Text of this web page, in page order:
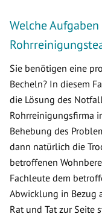
Welche
Sie benötigen eine
Becheln? In diesem
die Lösung des
Rohrreinigungsfirma
Behebung des
dann natürlich die
betroffenen
Fachleute dem
Abwicklung in Bezug
Rat und Tat zur Seite